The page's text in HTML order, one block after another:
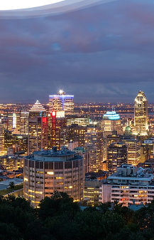
À propos
Contact